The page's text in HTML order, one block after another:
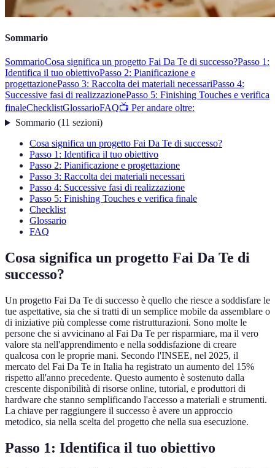
Sommario
SommarioCosa significa un progetto Fai Da Te di successo?Passo 1:
Identifica il tuo obiettivoPasso 2: Pianificazione e
progettazionePasso 3: Raccolta dei materiali necessariPasso 4:
Successive fasi di realizzazionePasso 5: Finishing Touches e verifica
finaleChecklistGlossarioFAQ📺 Per andare oltre:
Sommario(11 sezioni)
Cosa significa un progetto Fai Da Te di successo?
Passo 1: Identifica il tuo obiettivo
Passo 2: Pianificazione e progettazione
Passo 3: Raccolta dei materiali necessari
Passo 4: Successive fasi di realizzazione
Passo 5: Finishing Touches e verifica finale
Checklist
Glossario
FAQ
Cosa significa un progetto Fai Da Te di
successo?
Un progetto Fai Da Te di successo è quello che riesce a soddisfare le
tue aspettative, sia che si tratti di un semplice mobile da assemblare o
di iniziative più complesse come ristrutturazioni. Sono molte le
persone che si avvicinano al Fai Da Te per risparmiare, ma il vero
valore sta nell'apprendimento e nella soddisfazione di creare
qualcosa con le proprie mani. Secondo l'INSEE, nel 2025, il
mercato del Fai Da Te in Italia ha registrato un aumento del 15%
rispetto all'anno precedente. Questo aumento è sostenuto dalla
crescente disponibilità di risorse online, tutorial, e produttori di
hardware che stanno semplificando l'accesso a materiali e strumenti.
La chiave per raggiungere il successo è avere un approccio
metodico, sia nella scelta del progetto che nella sua esecuzione.
Passo 1: Identifica il tuo obiettivo